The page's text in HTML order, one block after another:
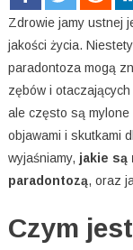
Zdrowie jamy ustnej
jakości życia.
paradontoza mogą
zębów i
ale często są
objawami i skutkami
wyjaśniamy, jakie są
paradontozą, oraz
Czym